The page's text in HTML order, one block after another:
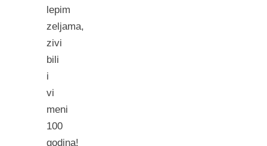
lepim
zeljama,
zivi
bili
i
vi
meni
100
godina!